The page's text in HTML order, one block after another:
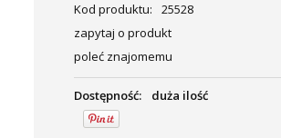
Kod produktu:
25528
zapytaj o produkt
poleć znajomemu
Dostępność: duża ilość